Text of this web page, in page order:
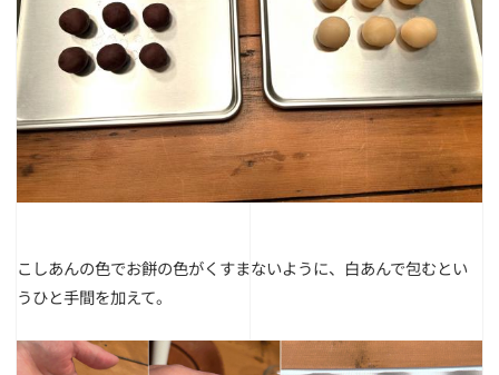
こしあんの色でお餅の色がくすまないように、白あんで包むとい
うひと手間を加えて。